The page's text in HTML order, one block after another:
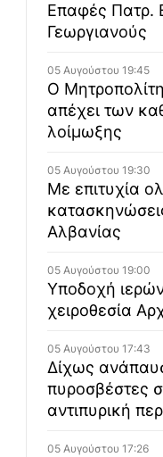
Επαφές Πατρ.
Γεωργιανούς
05 Αυγούστου 19:45
Ο
απέχει των
λοίμωξης
05 Αυγούστου 19:30
Με επιτυχία
Αλβανίας
05 Αυγούστου 19:00
Υποδοχή
χειροθεσία
05 Αυγούστου 17:43
Δίχως
πυροσβέστες
αντιπυρική
05 Αυγούστου 17:26